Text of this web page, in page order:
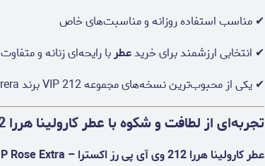
✔ مناسب استفاده روزانه و مناسبت‌های خاص
✔ انتخابی ارزشمند برای خریدعطربا رایحه‌ای زنانه و متفاوت
✔ یکی از محبوب‌ترین نسخه‌های مجموعه 212 VIP برند Carolina Herrera
تجربه‌ای از لطافت و شکوه با عطر کارولینا هررا 212 وی آی پی رز اکسترا
عطر کارولینا هررا 212 وی آی پی رز اکسترا – Carolina Herrera 212 VIP Rose Extra